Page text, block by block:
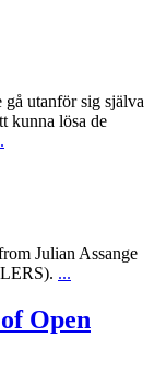
utanför sig själva
kunna lösa de
Julian Assange
...
Open